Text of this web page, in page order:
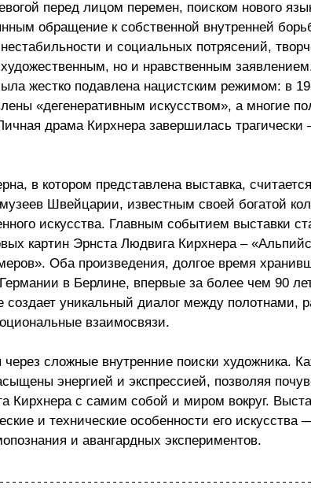
перед лицом перемен, поиском нового
обращение к собственной внутренней
и социальных потрясений,
но и нравственным
жестко подавлена нацистским режимом: в
«дегенеративным искусством», а многие
драма Кирхнера завершилась трагически
в котором представлена выставка,
Швейцарии, известным своей богатой
искусства. Главным событием выставки
картин Эрнста Людвига Кирхнера –
Оба произведения, долгое время
в Берлине, впервые за более чем 90
создает уникальный диалог между полотнами,
взаимосвязи.
через сложные внутренние поиски художника.
энергией и экспрессией, позволяя
Кирхнера с самим собой и миром вокруг.
и технические особенности его искусства
и авангардных экспериментов.